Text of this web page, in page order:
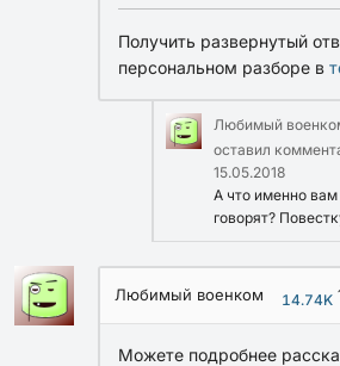
Получить развернутый
персональном разборе в
Любимый
оставил
15.05.2018
А что именно вам
говорят?
Любимый военком 14.74K
Можете подробнее